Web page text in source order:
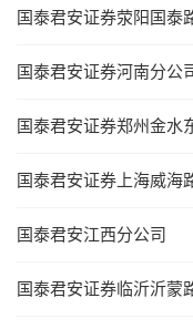
国泰君安证券荥阳国泰
国泰君安证券河南分公
国泰君安证券郑州金水
国泰君安证券上海威海
国泰君安江西分公司
国泰君安证券临沂沂蒙